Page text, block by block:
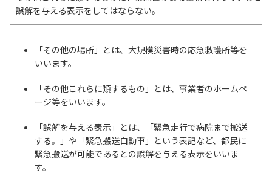
誤解を与える表示をしてはならない。
「その他の場所」とは、大規模災害時の応急救護所等を
いいます。
「その他これらに類するもの」とは、事業者のホームペ
ージ等をいいます。
「誤解を与える表示」とは、「緊急走行で病院まで搬送
する。」や「緊急搬送自動車」という表記など、都民に
緊急搬送が可能であるとの誤解を与える表示をいいま
す。